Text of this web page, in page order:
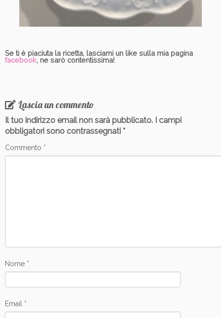
Se ti è piaciuta la ricetta, lasciami un like sulla mia pagina
facebook, ne sarò contentissima!
Lascia un commento
Il tuo indirizzo email non sarà pubblicato. I campi
obbligatori sono contrassegnati *
Commento *
Nome *
Email *